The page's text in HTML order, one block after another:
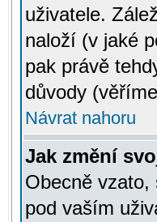
uživatele.
naloží (v jaké
pak právě
důvody
Návrat nahoru
Jak změní
Obecně
pod vaším